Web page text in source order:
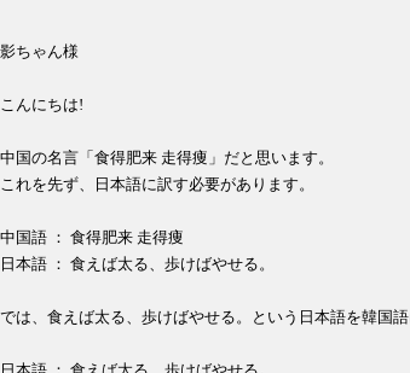
影ちゃん様
こんにちは!
中国の名言「食得肥来 走得痩」だと思います。
これを先ず、日本語に訳す必要があります。
中国語 ： 食得肥来 走得痩
日本語 ： 食えば太る、歩けばやせる。
では、食えば太る、歩けばやせる。という日本語を韓国